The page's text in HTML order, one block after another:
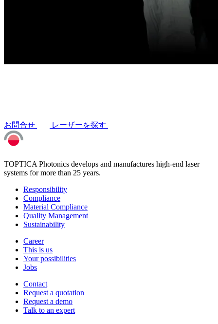
お問合せ レーザーを探す
TOPTICA Photonics develops and manufactures high-end laser
systems for more than 25 years.
Responsibility
Compliance
Material Compliance
Quality Management
Sustainability
Career
This is us
Your possibilities
Jobs
Contact
Request a quotation
Request a demo
Talk to an expert